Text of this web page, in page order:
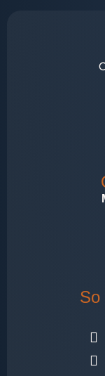
So